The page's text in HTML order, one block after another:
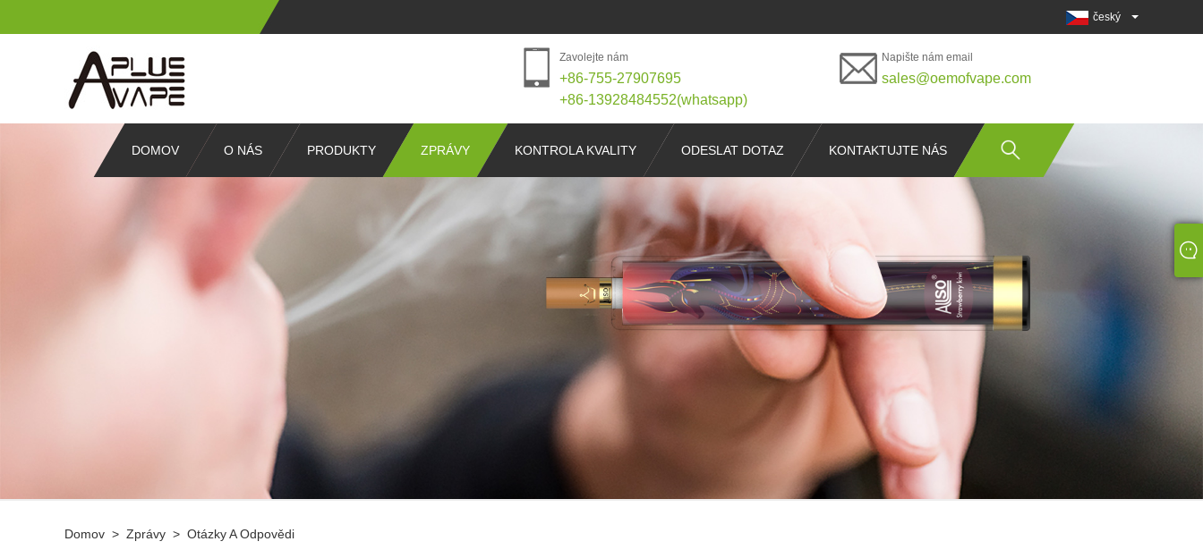
český
Zavolejte nám
+86-755-27907695
+86-13928484552(whatsapp)
Napište nám email
sales@oemofvape.com
DOMOV O NÁS PRODUKTY ZPRÁVY KONTROLA KVALITY ODESLAT DOTAZ KONTAKTUJTE NÁS
Domov > Zprávy > Otázky A Odpovědi